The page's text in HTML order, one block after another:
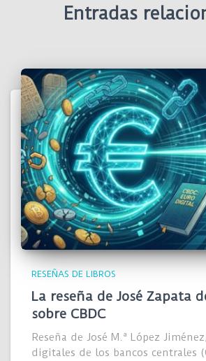
Entradas
RESEÑAS DE LIBROS
La reseña de José Zapata
sobre CBDC
Reseña de José M.ª López
digitales de los bancos centrales